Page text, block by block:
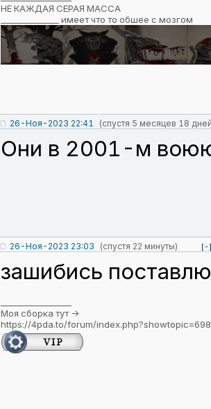
НЕ КАЖДАЯ СЕРАЯ МАССА
______________ имеет что то обшее с мозгом
26-Ноя-2023 22:41 (спустя 5 месяцев 18
Они в 2001-м
26-Ноя-2023 23:03 (спустя 22 минуты) [-
зашибись
Моя сборка тут ->
https://4pda.to/forum/